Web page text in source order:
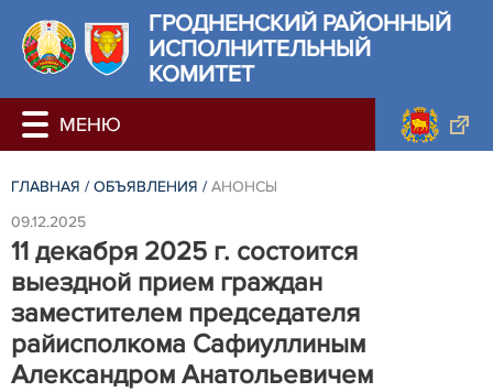
ГРОДНЕНСКИЙ РАЙОННЫЙ
ИСПОЛНИТЕЛЬНЫЙ
КОМИТЕТ
ГЛАВНАЯ / ОБЪЯВЛЕНИЯ / АНОНСЫ
09.12.2025
11 декабря 2025 г. состоится
выездной прием граждан
заместителем председателя
райисполкома Сафиуллиным
Александром Анатольевичем